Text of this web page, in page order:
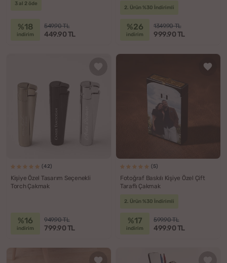
3 al 2 öde
%18
indirim
549.90 TL
449.90 TL
2. Ürün %30 İndirimli
%26
indirim
1349.90 TL
999.90 TL
(42)
Kişiye Özel Tasarım Seçenekli
Torch Çakmak
%16
indirim
949.90 TL
799.90 TL
(5)
Fotoğraf Baskılı Kişiye Özel Çift
Taraflı Çakmak
2. Ürün %30 İndirimli
%17
indirim
599.90 TL
499.90 TL